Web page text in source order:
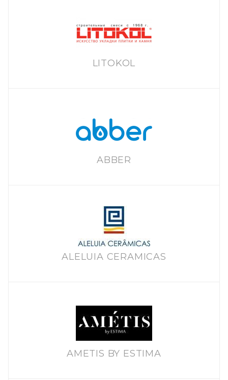
LITOKOL
ABBER
ALELUIA CERAMICAS
AMETIS BY ESTIMA